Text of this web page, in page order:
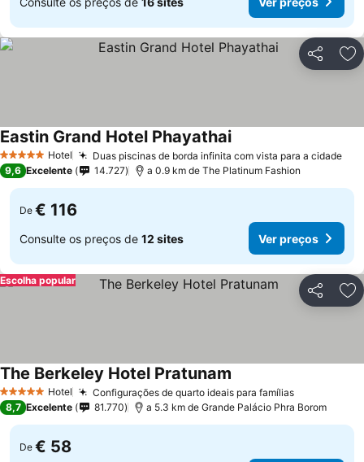
Partilhar
5 Estrelas Hotel Duas piscinas de borda infinita com vista para a cidade
Eastin Grand Hotel Phayathai
9,6 Excelente 14.727 a 0.9 km de The Platinum Fashion
De € 116
Consulte os preços de 12 sites Ver preços
Partilhar
Escolha popular
5 Estrelas Hotel Configurações de quarto ideais para famílias
The Berkeley Hotel Pratunam
8,7 Excelente 81.770 a 5.3 km de Grande Palácio Phra Borom
De € 58